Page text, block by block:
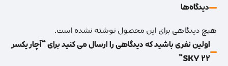
دیدگاه‌‌ها
هیچ دیدگاهی برای این محصول نوشته نشده است.
اولین نفری باشید که دیدگاهی را ارسال می کنید برای “آچار یکسر
22 SKY”